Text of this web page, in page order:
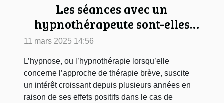
Les séances avec un
hypnothérapeute sont-elles
remboursées ?
11 mars 2025 14:56
L’hypnose, ou l’hypnothérapie lorsqu’elle
concerne l’approche de thérapie brève, suscite
un intérêt croissant depuis plusieurs années en
raison de ses effets positifs dans le cas de